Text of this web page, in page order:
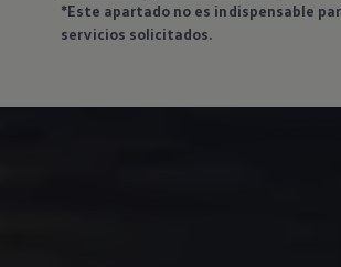
*Este apartado no es indispensable
servicios solicitados.